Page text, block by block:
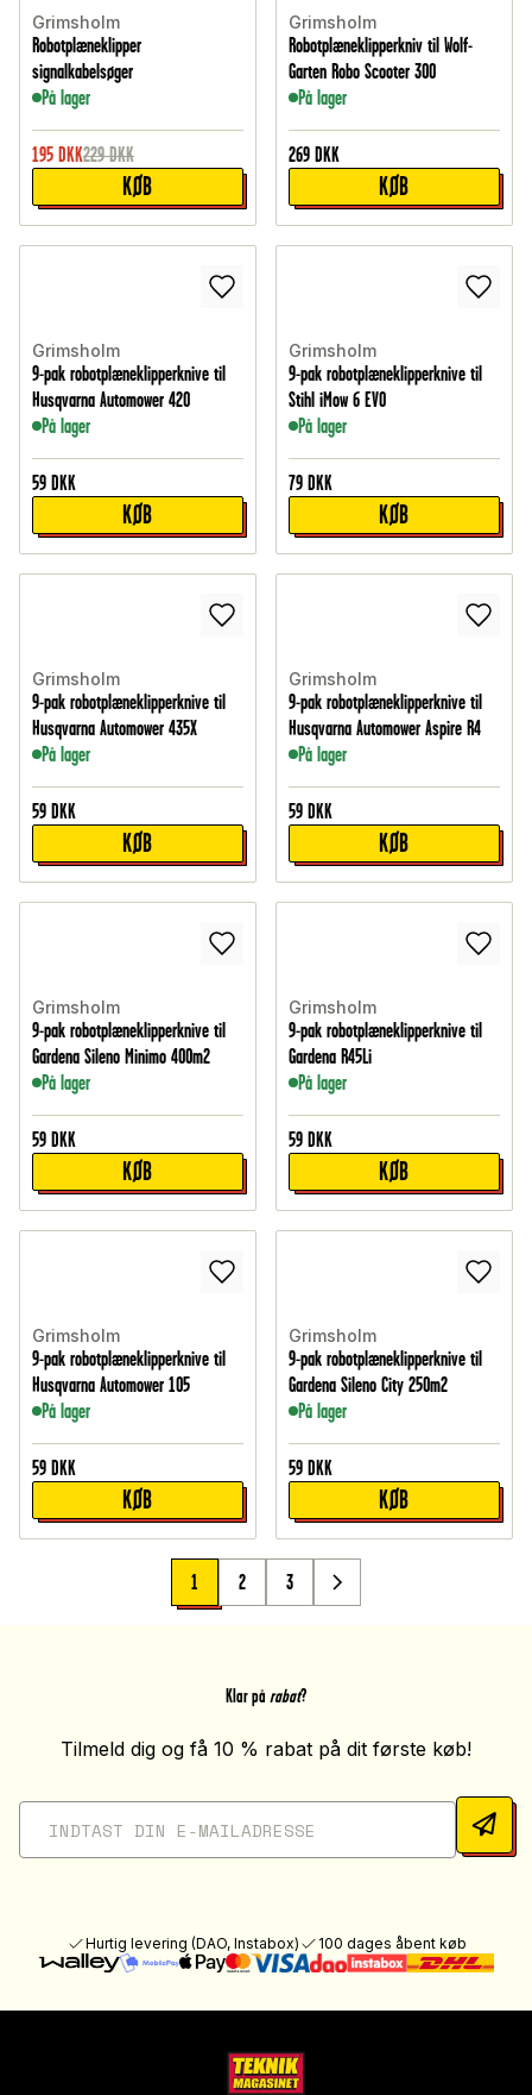
Grimsholm
Robotplæneklipper
signalkabelsøger
På lager
195 DKK229 DKK
KØB
Grimsholm
Robotplæneklipperkniv til Wolf-
Garten Robo Scooter 300
På lager
269 DKK
KØB
Grimsholm
9-pak robotplæneklipperknive til
Husqvarna Automower 420
På lager
59 DKK
KØB
Grimsholm
9-pak robotplæneklipperknive til
Stihl iMow 6 EVO
På lager
79 DKK
KØB
Grimsholm
9-pak robotplæneklipperknive til
Husqvarna Automower 435X
På lager
59 DKK
KØB
Grimsholm
9-pak robotplæneklipperknive til
Husqvarna Automower Aspire R4
På lager
59 DKK
KØB
Grimsholm
9-pak robotplæneklipperknive til
Gardena Sileno Minimo 400m2
På lager
59 DKK
KØB
Grimsholm
9-pak robotplæneklipperknive til
Gardena R45Li
På lager
59 DKK
KØB
Grimsholm
9-pak robotplæneklipperknive til
Husqvarna Automower 105
På lager
59 DKK
KØB
Grimsholm
9-pak robotplæneklipperknive til
Gardena Sileno City 250m2
På lager
59 DKK
KØB
1 2 3
Klar på rabat?
Tilmeld dig og få 10 % rabat på dit første køb!
Hurtig levering (DAO, Instabox) 100 dages åbent køb